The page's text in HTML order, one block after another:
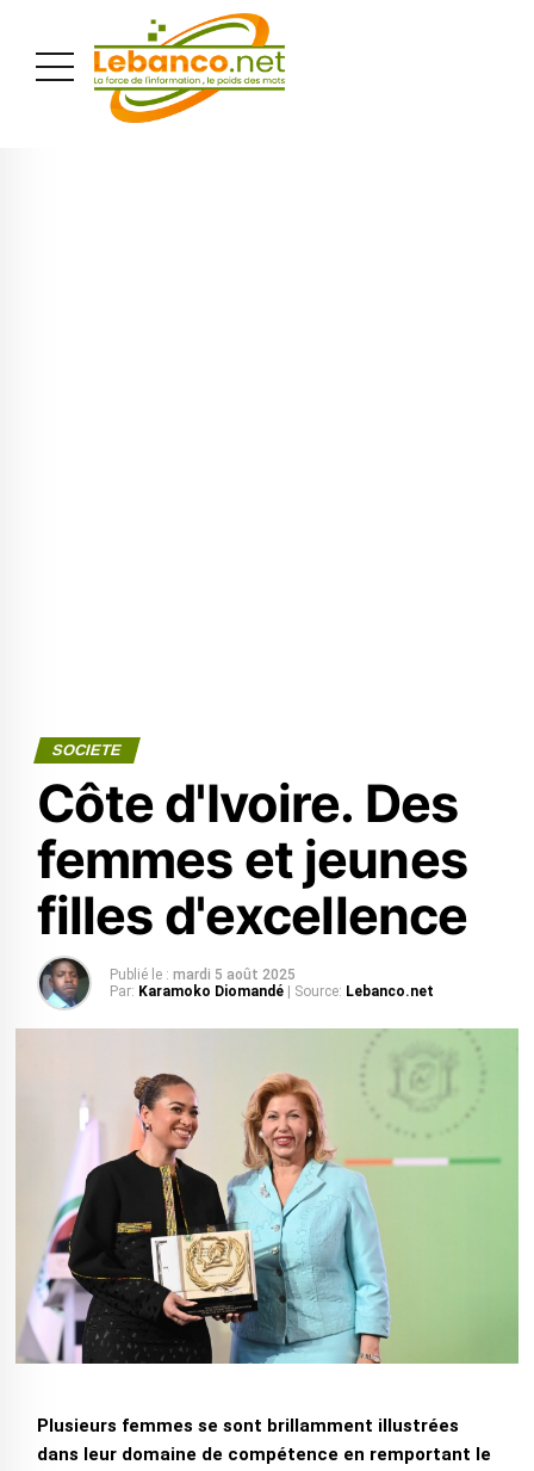
SOCIETE
Côte d'Ivoire. Des
femmes et jeunes
filles d'excellence
Publié le : mardi 5 août 2025
Par: Karamoko Diomandé | Source: Lebanco.net
Plusieurs femmes se sont brillamment illustrées
dans leur domaine de compétence en remportant le